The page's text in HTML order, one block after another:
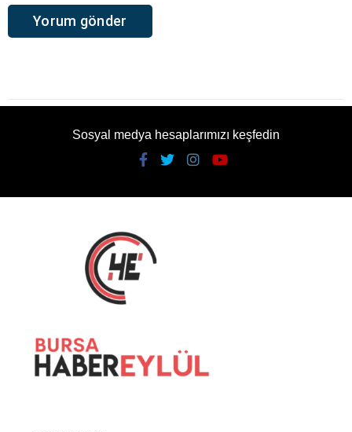
Sosyal medya hesaplarımızı keşfedin